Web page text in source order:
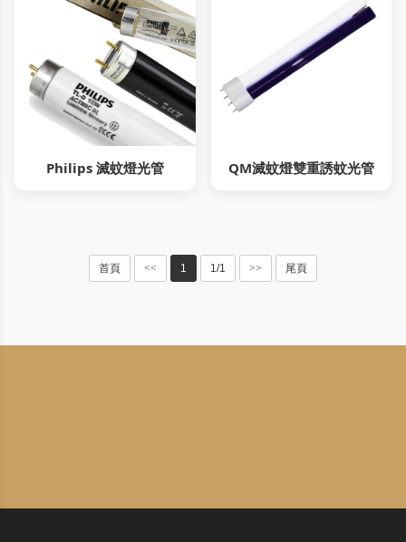
Philips 滅蚊燈光管 QM滅蚊燈雙重誘蚊光管
首頁 << 1 1/1 >> 尾頁